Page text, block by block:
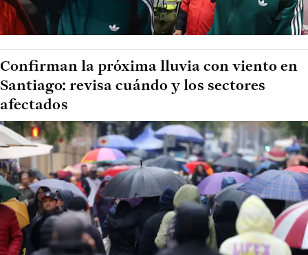
Confirman la próxima lluvia con viento en
Santiago: revisa cuándo y los sectores
afectados